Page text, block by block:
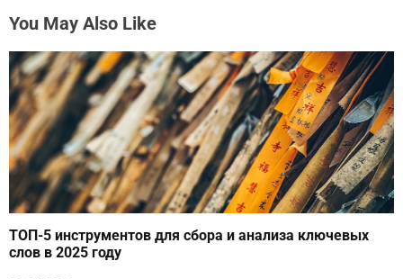
You May Also Like
ТОП-5 инструментов для сбора и анализа ключевых
слов в 2025 году